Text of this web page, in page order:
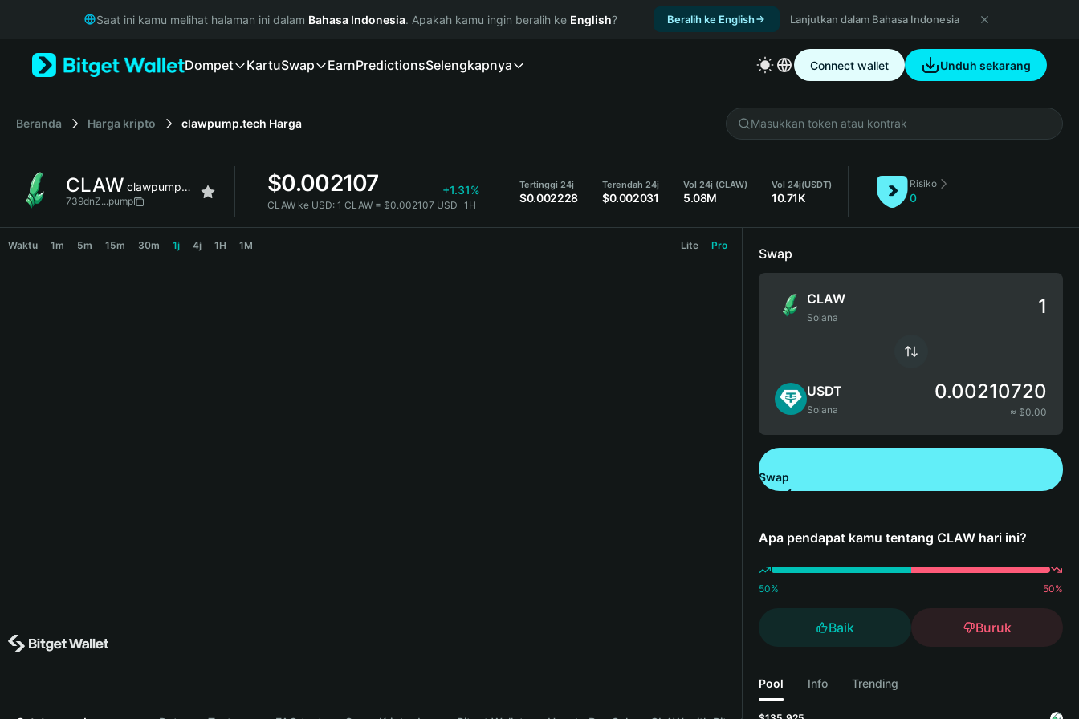
Русский
Italiano
简体中文
繁體中文
Bahasa Indonesia
Saat ini kamu melihat halaman ini dalam Bahasa Indonesia. Apakah kamu ingin beralih ke English? Beralih ke English Lanjutkan dalam Bahasa Indonesia
Dompet KartuSwap EarnPredictionsSelengkapnya Connect wallet Unduh sekarang
Beranda Harga kripto clawpump.tech Harga
CLAW clawpump.tech
739dnZ...pump
$0.002107 +1.31%
CLAW ke USD: 1 CLAW = $0.002107 USD 1H
Tertinggi 24j
$0.002228
Terendah 24j
$0.002031
Vol 24j (CLAW)
5.08M
Vol 24j(USDT)
10.71K
Risiko
0
Waktu 1m 5m 15m 30m 1j 4j 1H 1M Lite Pro
Swap
CLAW
Solana
USDT
Solana
0.00210720
≈ $0.00
Swap
Apa pendapat kamu tentang CLAW hari ini?
50% 50%
Baik Buruk
Pool Info Trending